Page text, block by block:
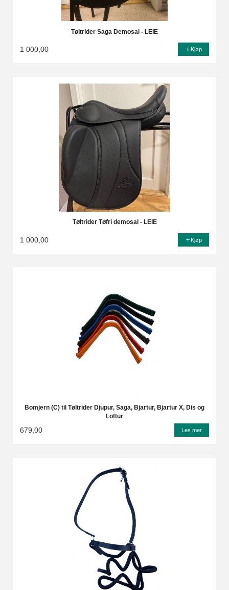
Tøltrider Saga Demosal - LEIE
1 000,00 Kjøp
Tøltrider Tøfri demosal - LEIE
1 000,00 Kjøp
Bomjern (C) til Tøltrider Djupur, Saga, Bjartur, Bjartur X, Dis og
Loftur
679,00 Les mer